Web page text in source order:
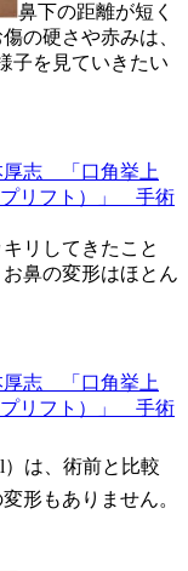
鼻下の距離が短く
の硬さや赤みは、
子を見ていきたい
リしてきたこと
鼻の変形はほとん
は、術前と比較
形もありません。